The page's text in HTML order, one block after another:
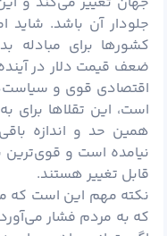
جلودار آن باشد. شاید
کشورها برای مبادله
ضعف قیمت دلار در آینده
اقتصادی قوی و
است، این تقلاها برای
همین حد و اندازه
نیامده است و
قابل تغییر هستند.
نکته مهم این است که
که به مردم فشار